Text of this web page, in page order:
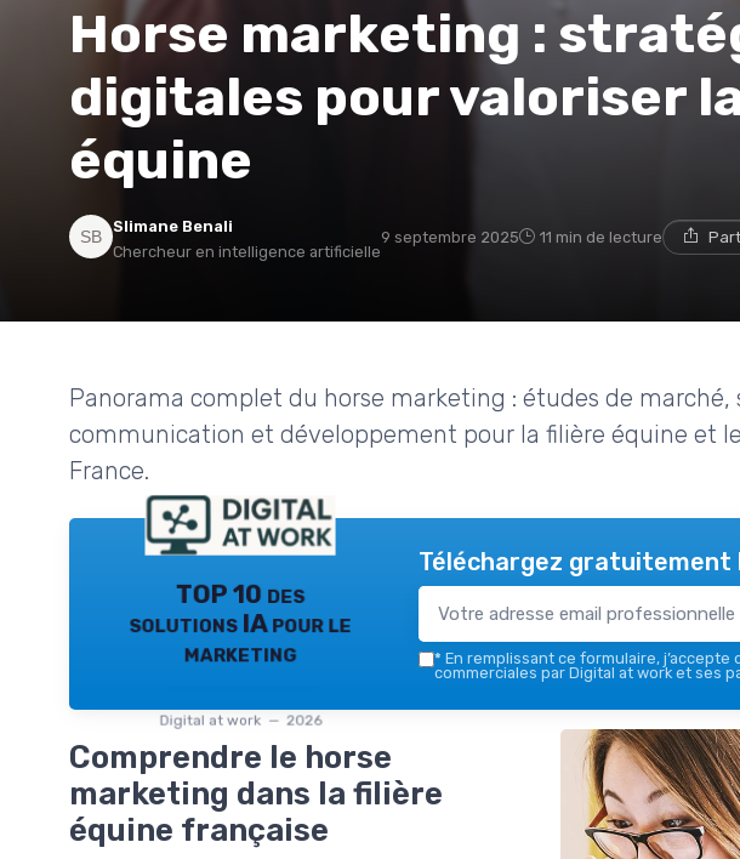
Horse marketing :
digitales pour valoriser
équine
Slimane Benali
Chercheur en intelligence artificielle
9 septembre 2025 11 min de lecture
Panorama complet du horse marketing : études de
communication et développement pour la filière équine et
France.
TOP 10 des
solutions IA pour le
marketing
Digital at work — 2026
Téléchargez gratuitement
* En remplissant ce formulaire, j’accepte
commerciales par Digital at work et ses
Comprendre le horse
marketing dans la filière
équine française